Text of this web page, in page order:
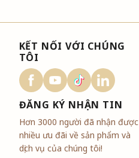
KẾT NỐI VỚI CHÚNG
TÔI
ĐĂNG KÝ NHẬN TIN
Hơn 3000 người đã nhận được
nhiều ưu đãi về sản phẩm và
dịch vụ của chúng tôi!